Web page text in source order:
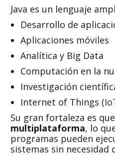
Java es un lenguaje
Desarrollo de
Aplicaciones móviles
Analítica y Big Data
Computación en la
Investigación
Internet of Things
Su gran fortaleza es
multiplataforma, lo
programas pueden
sistemas sin necesidad